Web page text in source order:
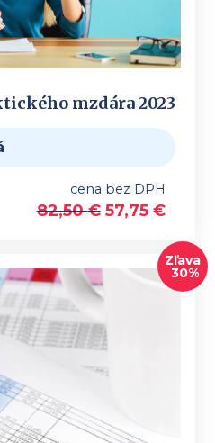
mzdára 2023
cena bez DPH
82,50€ 57,75 €
Zľava
30%